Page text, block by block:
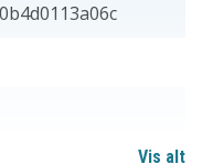
Vis alt